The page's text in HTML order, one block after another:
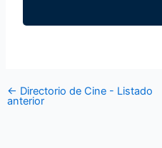
← Directorio de Cine - Listado
anterior